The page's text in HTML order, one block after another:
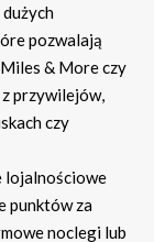
dużych
pozwalają
& More czy
przywilejów,
czy
lojalnościowe
punktów za
noclegi lub